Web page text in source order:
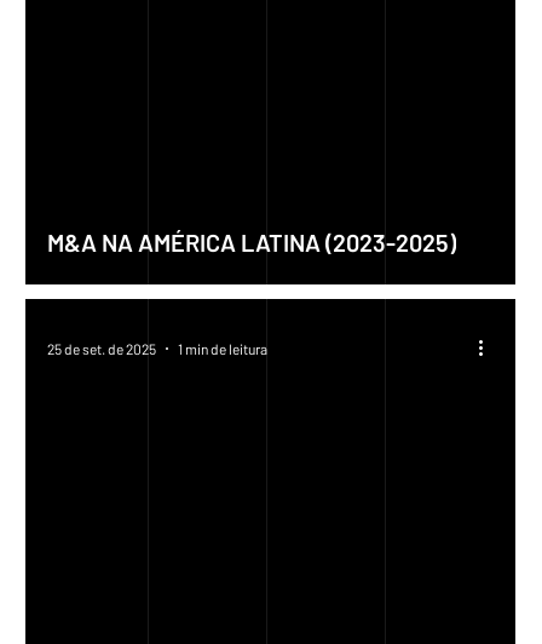
M&A NA AMÉRICA LATINA (2023-2025)
25 de set. de 2025 1 min de leitura